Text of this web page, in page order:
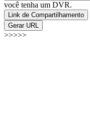
você tenha um DVR.
Link de Compartilhamento
Gerar URL
>>>>>